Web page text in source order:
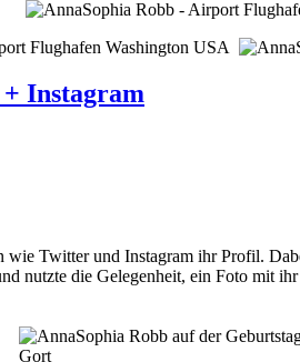
Instagram
Twitter und Instagram ihr Profil.
nutzte die Gelegenheit, ein Foto mit